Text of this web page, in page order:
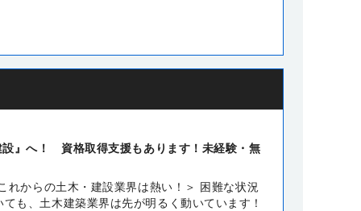
』へ！ 資格取得支援もあります！未経験・無
からの土木・建設業界は熱い！＞ 困難な状況
も、土木建築業界は先が明るく動いています！